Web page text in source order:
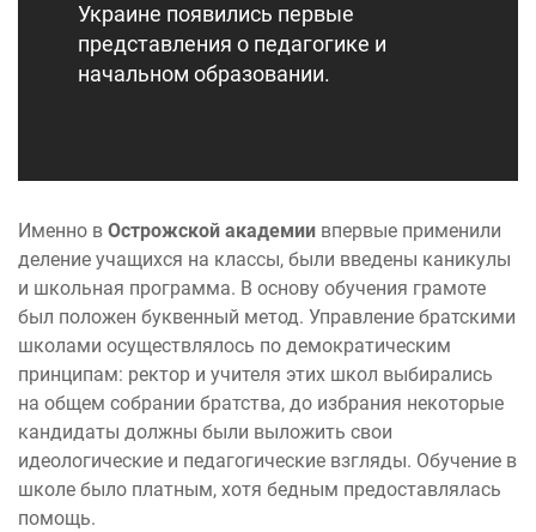
Украине появились первые
представления о педагогике и
начальном образовании.
Именно в Острожской академии впервые применили
деление учащихся на классы, были введены каникулы
и школьная программа. В основу обучения грамоте
был положен буквенный метод. Управление братскими
школами осуществлялось по демократическим
принципам: ректор и учителя этих школ выбирались
на общем собрании братства, до избрания некоторые
кандидаты должны были выложить свои
идеологические и педагогические взгляды. Обучение в
школе было платным, хотя бедным предоставлялась
помощь.